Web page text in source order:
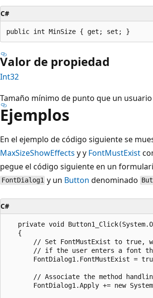
C#
public int MinSize { get; set; }
Valor de propiedad
Int32
Tamaño mínimo de punto que un
Ejemplos
En el ejemplo de código siguiente se
MaxSizeShowEffects y y FontMustExist
pegue el código siguiente en un
FontDialog1 y un Button denominado
C#
private void
   {
// Set FontMustExist to true,
// if the user enters a font
FontDialog1.FontMustExist =
// Associate the method
FontDialog1.Apply += new